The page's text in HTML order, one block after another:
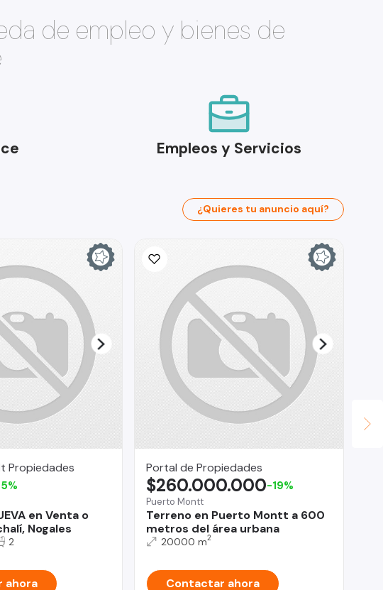
de empleo y bienes de
Empleos y Servicios
¿Quieres tu anuncio aquí?
Propiedades
en Venta o
Nogales
2
ahora
Portal de Propiedades
Puerto Montt
Terreno en Puerto Montt a 600
metros del área urbana
$260.000.000-19%
20000 m2
Contactar ahora